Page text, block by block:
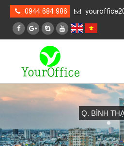
0944 684 986
Q. BÌNH